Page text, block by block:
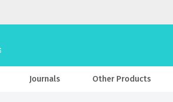
Journals Other Products